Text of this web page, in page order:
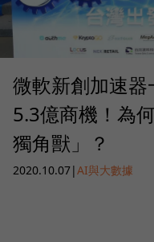
微軟新創加速
5.3億商機！為
獨角獸」？
2020.10.07|AI與大數據